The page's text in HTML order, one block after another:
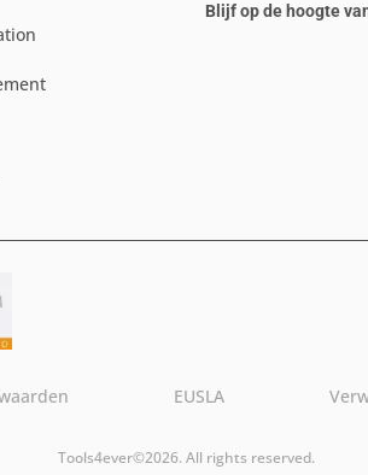
Blijf op de hoogte
EUSLA
Tools4ever©2026. All rights reserved.